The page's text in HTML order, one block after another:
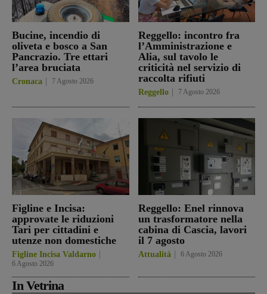
Bucine, incendio di
oliveta e bosco a San
Pancrazio. Tre ettari
l’area bruciata
Cronaca 7 Agosto 2026
Reggello: incontro fra
l’Amministrazione e
Alia, sul tavolo le
criticità nel servizio di
raccolta rifiuti
Reggello 7 Agosto 2026
Figline e Incisa:
approvate le riduzioni
Tari per cittadini e
utenze non domestiche
Figline Incisa Valdarno
6 Agosto 2026
Reggello: Enel rinnova
un trasformatore nella
cabina di Cascia, lavori
il 7 agosto
Attualità 6 Agosto 2026
In Vetrina